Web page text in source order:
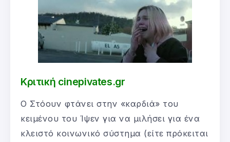
Κριτική cinepivates.gr
Ο Στόουν φτάνει στην «καρδιά» του
κειμένου του Ίψεν για να μιλήσει για ένα
κλειστό κοινωνικό σύστημα (είτε πρόκειται